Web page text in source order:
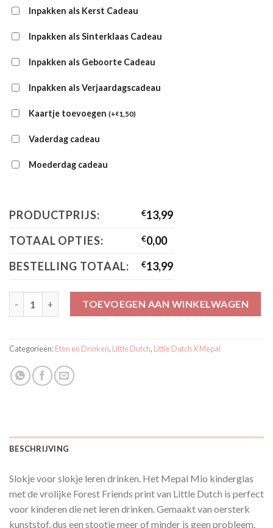
Inpakken als Kerst Cadeau
Inpakken als Sinterklaas Cadeau
Inpakken als Geboorte Cadeau
Inpakken als Verjaardagscadeau
Kaartje toevoegen (+€1,50)
Vaderdag cadeau
Moederdag cadeau
PRODUCTPRIJS: €13,99
TOTAAL OPTIES:
€0,00
BESTELLING TOTAAL:
€13,99
TOEVOEGEN AAN WINKELWAGEN
Categorieën:Eten en Drinken, Little Dutch, Little Dutch X Mepal
BESCHRIJVING
Slokje voor slokje leren drinken. Het Mepal Mio kinderglas
met de vrolijke Forest Friends print van Little Dutch is perfect
voor kinderen die net leren drinken. Gemaakt van oersterk
kunststof, dus een stootje meer of minder is geen probleem.